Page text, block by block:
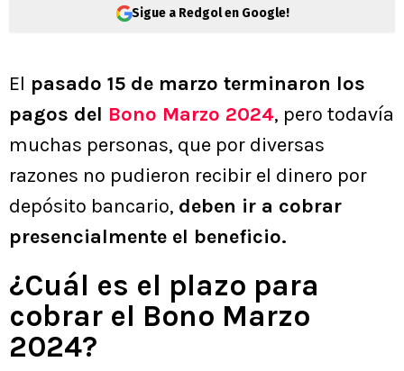
Sigue a Redgol en Google!
El pasado 15 de marzo terminaron los
pagos del Bono Marzo 2024, pero todavía
muchas personas, que por diversas
razones no pudieron recibir el dinero por
depósito bancario, deben ir a cobrar
presencialmente el beneficio.
¿Cuál es el plazo para
cobrar el Bono Marzo
2024?